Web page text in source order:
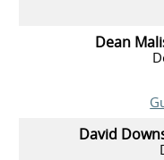
Dean
David